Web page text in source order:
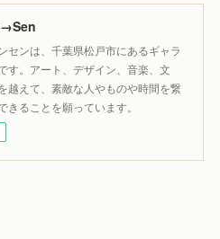
センは、千葉県松戸市にあるギャラ
す。アート、デザイン、音楽、文
越えて、素敵な人やものや時間を繋
きることを願っています。